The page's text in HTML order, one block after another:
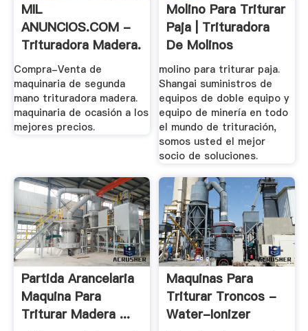
MIL
ANUNCIOS.COM -
Trituradora Madera.
.
Compra-Venta de
maquinaria de segunda
mano trituradora madera.
maquinaria de ocasión a los
mejores precios.
Molino Para Triturar
Paja | Trituradora
De Molinos
molino para triturar paja.
Shangai suministros de
equipos de doble equipo y
equipo de minería en todo
el mundo de trituración,
somos usted el mejor
socio de soluciones.
Partida Arancelaria
Maquina Para
Triturar Madera ...
Maquinas Para
Triturar Troncos -
Water-Ionizer